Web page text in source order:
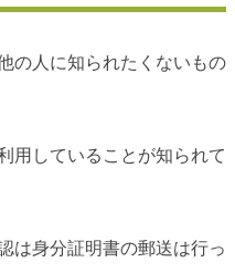
の人に知られたくないもの
用していることが知られて
は身分証明書の郵送は行っ